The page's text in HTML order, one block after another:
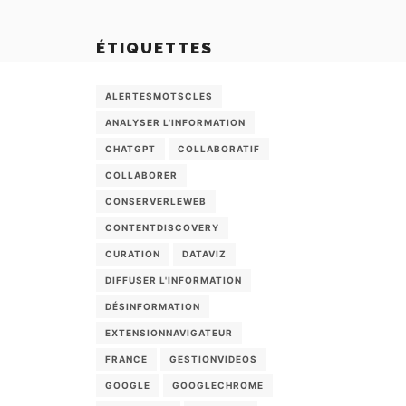
ÉTIQUETTES
ALERTESMOTSCLES
ANALYSER L'INFORMATION
CHATGPT COLLABORATIF
COLLABORER
CONSERVERLEWEB
CONTENTDISCOVERY
CURATION DATAVIZ
DIFFUSER L'INFORMATION
DÉSINFORMATION
EXTENSIONNAVIGATEUR
FRANCE GESTIONVIDEOS
GOOGLE GOOGLECHROME